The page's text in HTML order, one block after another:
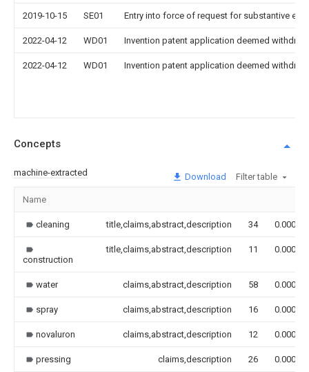
2019-10-15 SE01 Entry into force of request for substantive
2022-04-12 WD01 Invention patent application deemed
2022-04-12 WD01 Invention patent application deemed
Concepts
machine-extracted Download Filter table
Name
cleaning title,claims,abstract,description 34 0.000
construction
title,claims,abstract,description 11 0.000
water claims,abstract,description 58 0.000
spray claims,abstract,description 16 0.000
novaluron claims,abstract,description 12 0.000
pressing claims,description 26 0.000